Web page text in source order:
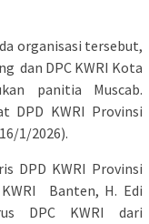
organisasi tersebut,
dan DPC KWRI Kota
panitia Muscab.
DPD KWRI Provinsi
1/2026).
DPD KWRI Provinsi
Banten, H. Edi
DPC KWRI dari